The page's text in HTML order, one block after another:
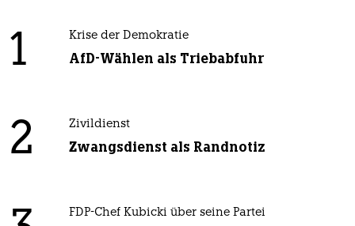
1 Krise der Demokratie
AfD-Wählen als Triebabfuhr
2 Zivildienst
Zwangsdienst als Randnotiz
FDP-Chef Kubicki über seine Partei